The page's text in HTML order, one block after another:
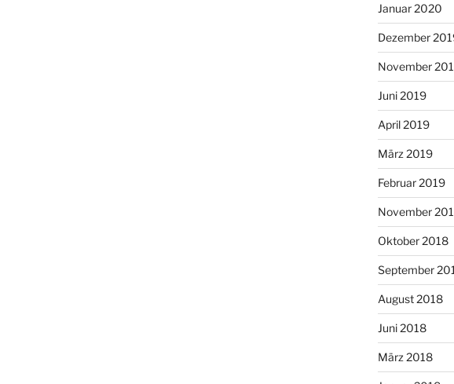
Januar 2020
Dezember
November
Juni 2019
April 2019
März 2019
Februar 2019
November
Oktober 2018
September
August 2018
Juni 2018
März 2018